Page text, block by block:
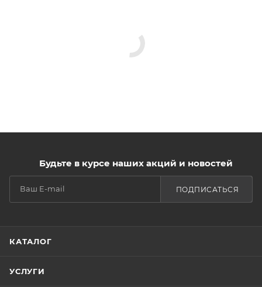
Будьте в курсе наших акций и новостей
ПОДПИСАТЬСЯ
КАТАЛОГ
УСЛУГИ